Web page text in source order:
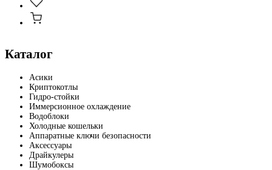
Каталог
Асики
Криптокотлы
Гидро-стойки
Иммерсионное охлаждение
Водоблоки
Холодные кошельки
Аппаратные ключи безопасности
Аксессуары
Драйкулеры
Шумобоксы